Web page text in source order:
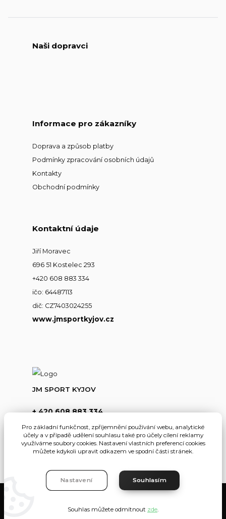
Naši dopravci
Informace pro zákazníky
Doprava a způsob platby
Podmínky zpracování osobních údajů
Kontakty
Obchodní podmínky
Kontaktní údaje
Jiří Moravec
696 51 Kostelec 293
+420 608 883 334
ičo: 64487113
dič: CZ7403024255
www.jmsportkyjov.cz
JM SPORT KYJOV
+ 420 608 883 334
info@jmsportkyjov.cz
Eshop-rychle.cz
Pro základní funkčnost, zpříjemnění používání webu, analytické
účely a v případě udělení souhlasu také pro účely cílení reklamy
využíváme soubory cookies. Nastavení vlastních preferencí cookies
můžete kdykoli upravit odkazem ve spodní části stránek.
Nastavení Souhlasím
Souhlas můžete odmítnout zde.